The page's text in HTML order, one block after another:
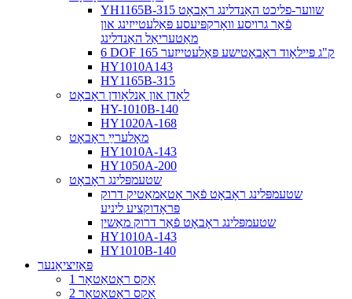
YH1165B-315 שווער-פליכט האַנדלינג ראָבאָט
פֿאַר גרויסע וואָרקפּיעסע פּאַלעטייזינג און
מאַטעריאַל האַנדלינג
6 DOF 165 ק"ג פּיילאָוד ראָבאָטישע פּאַלעטייזער
HY1010A143
HY1165B-315
לאָדן און אַנלאָודן ראָבאָט
HY-1010B-140
HY1020A-168
מאָלערײַ ראָבאָט
HY1010A-143
HY1050A-200
שטעמפּלינג ראָבאָט
שטעמפּלינג ראָבאָט פֿאַר אָטאַמאַטיק דרוק
פּראָדוקציע ליניע
שטעמפּלינג ראָבאָט פֿאַר דרוק מאַשין
HY1010A-143
HY1010B-140
פּאַזיציאָנער
1 אַקס ראָטאַטאָר
2 אַקס ראָטאַטאָר